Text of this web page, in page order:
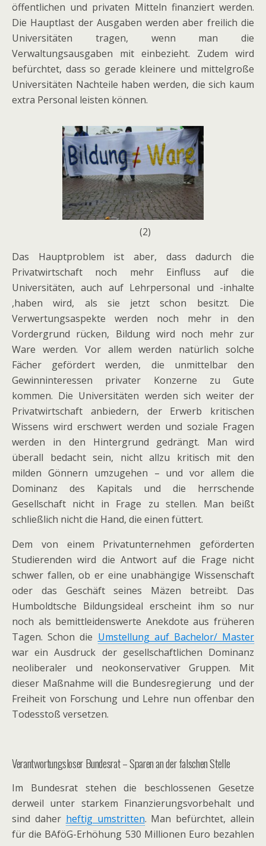
öffentlichen und privaten Mitteln finanziert werden.
Die Hauptlast der Ausgaben werden aber freilich die
Universitäten tragen, wenn man die
Verwaltungsausgaben mit einbezieht. Zudem wird
befürchtet, dass so gerade kleinere und mittelgroße
Universitäten Nachteile haben werden, die sich kaum
extra Personal leisten können.
(2)
Das Hauptproblem ist aber, dass dadurch die
Privatwirtschaft noch mehr Einfluss auf die
Universitäten, auch auf Lehrpersonal und -inhalte
,haben wird, als sie jetzt schon besitzt. Die
Verwertungsaspekte werden noch mehr in den
Vordergrund rücken, Bildung wird noch mehr zur
Ware werden. Vor allem werden natürlich solche
Fächer gefördert werden, die unmittelbar den
Gewinninteressen privater Konzerne zu Gute
kommen. Die Universitäten werden sich weiter der
Privatwirtschaft anbiedern, der Erwerb kritischen
Wissens wird erschwert werden und soziale Fragen
werden in den Hintergrund gedrängt. Man wird
überall bedacht sein, nicht allzu kritisch mit den
milden Gönnern umzugehen – und vor allem die
Dominanz des Kapitals und die herrschende
Gesellschaft nicht in Frage zu stellen. Man beißt
schließlich nicht die Hand, die einen füttert.
Dem von einem Privatunternehmen geförderten
Studierenden wird die Antwort auf die Frage nicht
schwer fallen, ob er eine unabhängige Wissenschaft
oder das Geschäft seines Mäzen betreibt. Das
Humboldtsche Bildungsideal erscheint ihm so nur
noch als bemittleidenswerte Anekdote aus früheren
Tagen. Schon die Umstellung auf Bachelor/ Master
war ein Ausdruck der gesellschaftlichen Dominanz
neoliberaler und neokonservativer Gruppen. Mit
dieser Maßnahme will die Bundesregierung und der
Freiheit von Forschung und Lehre nun offenbar den
Todesstoß versetzen.
Verantwortungsloser Bundesrat – Sparen an der falschen Stelle
Im Bundesrat stehen die beschlossenen Gesetze
derweil unter starkem Finanzierungsvorbehalt und
sind daher heftig umstritten. Man befürchtet, allein
für die BAföG-Erhöhung 530 Millionen Euro bezahlen